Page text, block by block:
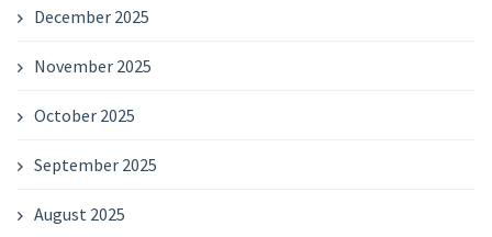
December 2025
November 2025
October 2025
September 2025
August 2025